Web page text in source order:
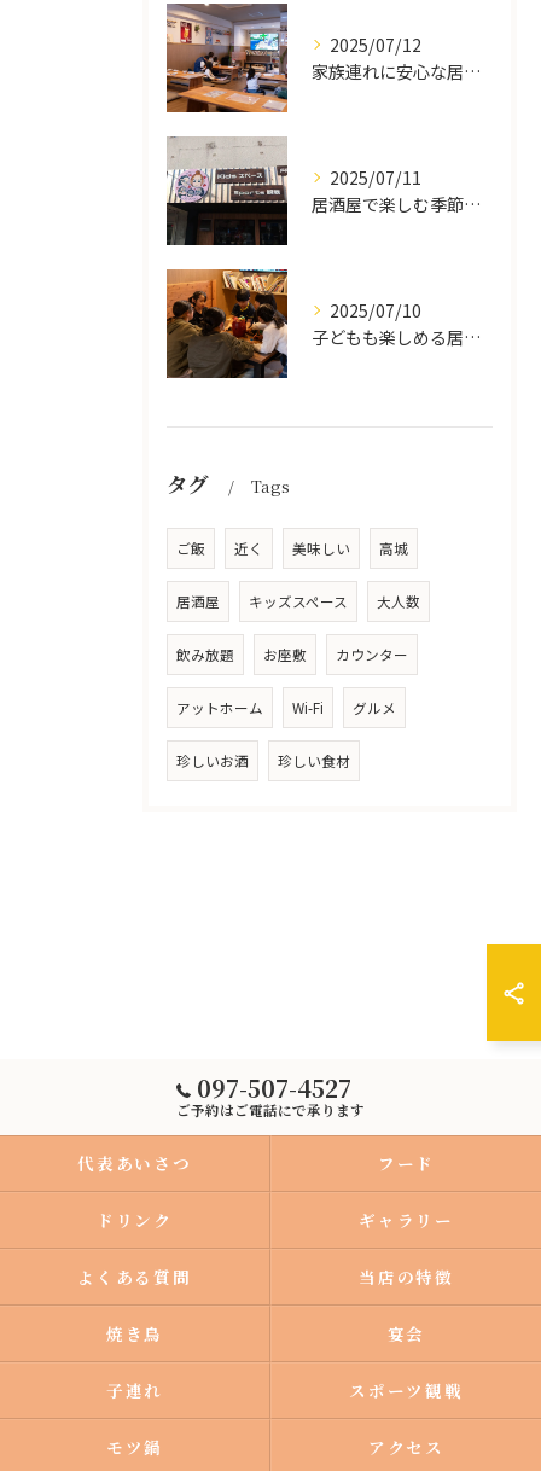
2025/07/12
家族連れに安心な居酒屋体験
2025/07/11
居酒屋で楽しむ季節の味覚と生中継スポーツ観戦
2025/07/10
子どもも楽しめる居酒屋の魅力
タグ Tags
ご飯 近く 美味しい 高城
居酒屋 キッズスペース 大人数
飲み放題 お座敷 カウンター
アットホーム Wi-Fi グルメ
珍しいお酒 珍しい食材
097-507-4527
ご予約はご電話にで承ります
代表あいさつ フード
ドリンク ギャラリー
よくある質問 当店の特徴
焼き鳥 宴会
子連れ スポーツ観戦
モツ鍋 アクセス